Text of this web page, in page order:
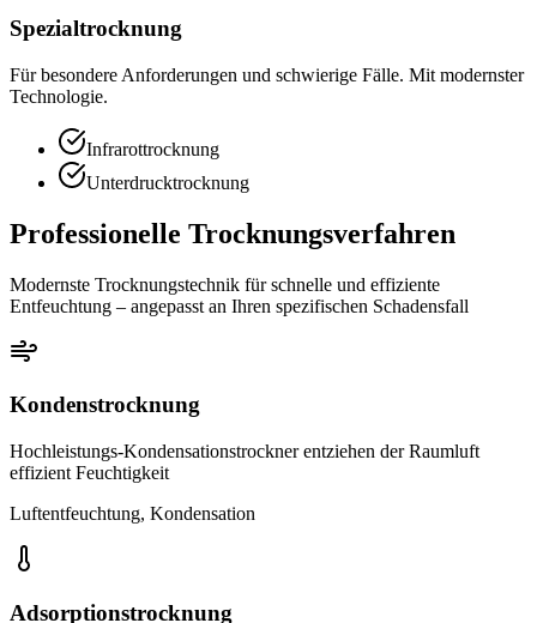
Spezialtrocknung
Für besondere Anforderungen und schwierige Fälle. Mit modernster
Technologie.
Infrarottrocknung
Unterdrucktrocknung
Professionelle Trocknungsverfahren
Modernste Trocknungstechnik für schnelle und effiziente
Entfeuchtung – angepasst an Ihren spezifischen Schadensfall
Kondenstrocknung
Hochleistungs-Kondensationstrockner entziehen der Raumluft
effizient Feuchtigkeit
Luftentfeuchtung, Kondensation
Adsorptionstrocknung